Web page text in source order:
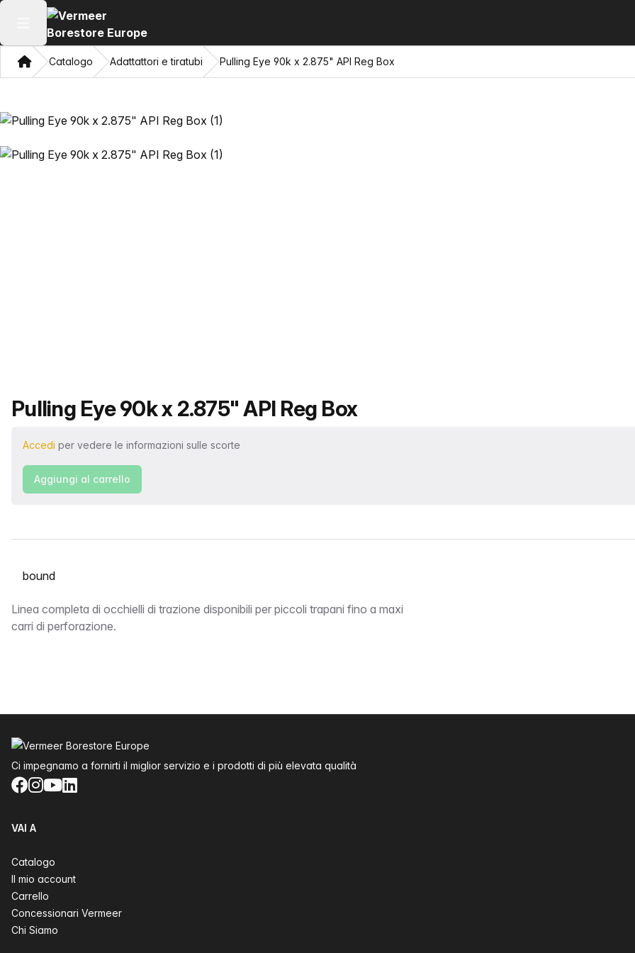
Apri il menu principale
Home page
Catalogo Adattattori e tiratubi Pulling Eye 90k x 2.875" API Reg Box
Nome del prodotto
Pulling Eye 90k x 2.875" API Reg Box
Accedi per vedere le informazioni sulle scorte
Aggiungi al carrello
Seleziona una scheda
bound
Linea completa di occhielli di trazione disponibili per piccoli trapani fino a maxi
carri di perforazione.
Ci impegnamo a fornirti il miglior servizio e i prodotti di più elevata qualità
Facebook
Instagram
YouTube
LinkedIn
VAI A
Catalogo
Il mio account
Carrello
Concessionari Vermeer
Chi Siamo